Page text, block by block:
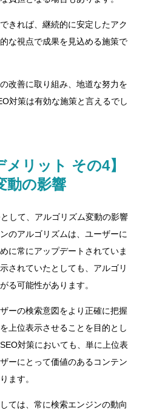
きれば、継続的に安定したアク
な視点で成果を見込める施策で
改善に取り組み、地道な努力を
対策は有効な施策と言えるでし
メリット その4】
動の影響
して、アルゴリズム変動の影響
のアルゴリズムは、ユーザーに
に常にアップデートされていま
されていたとしても、アルゴリ
る可能性があります。
ーの検索意図をより正確に把握
上位表示させることを目的とし
対策においても、単に上位表
ーにとって価値のあるコンテン
ます。
ては、常に検索エンジンの動向